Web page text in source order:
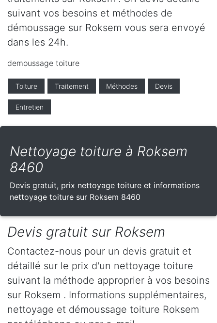
suivant vos besoins et méthodes de
démoussage sur Roksem vous sera envoyé
dans les 24h.
demoussage toiture
Toiture Traitement Méthodes Devis
Entretien
Nettoyage toiture à Roksem
8460
Devis gratuit, prix nettoyage toiture et informations
nettoyage toiture sur Roksem 8460
Devis gratuit sur Roksem
Contactez-nous pour un devis gratuit et
détaillé sur le prix d'un nettoyage toiture
suivant la méthode approprier à vos besoins
sur Roksem . Informations supplémentaires,
nettoyage et démoussage toiture Roksem